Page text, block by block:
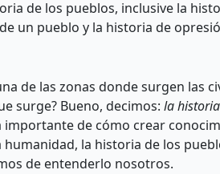
de los pueblos, inclusive la
un pueblo y la historia de
de las zonas donde surgen las
surge? Bueno, decimos: la
importante de cómo crear
la historia de los
de entenderlo nosotros.